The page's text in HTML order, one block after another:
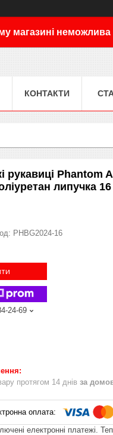
магазині неможлива
КОНТАКТИ
рукавиці Phantom
липучка 16
PHBG2024-16
24-69
протягом 14 днів за
електронні платежі.